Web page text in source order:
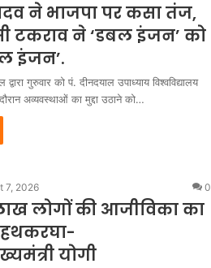
ने भाजपा पर कसा तंज,
टकराव ने ‘डबल इंजन’ को
इंजन’.
गुरुवार को पं. दीनदयाल उपाध्याय विश्वविद्यालय
अव्यवस्थाओं का मुद्दा उठाने को…
7, 2026 0
लोगों की आजीविका का
योगी